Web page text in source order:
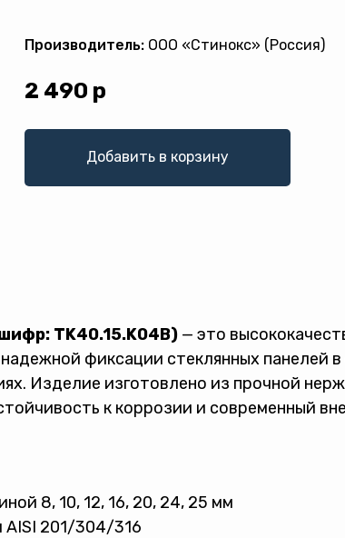
Производитель: ООО «Стинокс» (Россия)
2 490 р
Добавить в корзину
TK40.15.K04B) — это
фиксации стеклянных панелей
Изделие изготовлено из прочной
к коррозии и современный
8, 10, 12, 16, 20, 24, 25 мм
201/304/316